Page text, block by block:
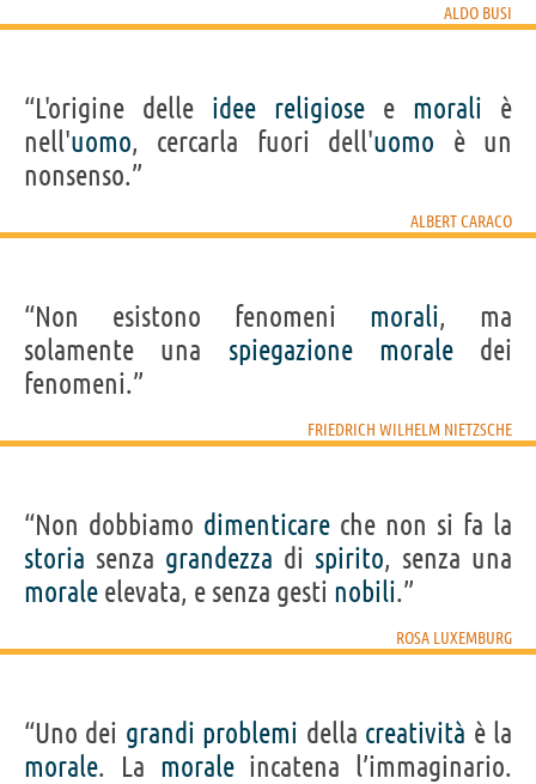
ALDO BUSI
“L'origine delle idee religiose e morali è
nell'uomo, cercarla fuori dell'uomo è un
nonsenso.”
ALBERT CARACO
“Non esistono fenomeni morali, ma
solamente una spiegazione moraledei
fenomeni.”
FRIEDRICH WILHELM NIETZSCHE
“Non dobbiamo dimenticare che non si fa la
storia senza grandezza di spirito, senza una
morale elevata, e senza gesti nobili.”
ROSA LUXEMBURG
“Uno dei grandi problemi della creatività è la
morale. La moraleincatena l’immaginario.